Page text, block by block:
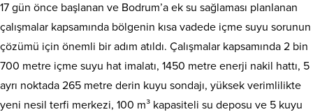
17 gün önce başlanan ve Bodrum’a ek su sağlaması planlanan
çalışmalar kapsamında bölgenin kısa vadede içme suyu sorunun
çözümü için önemli bir adım atıldı. Çalışmalar kapsamında 2 bin
700 metre içme suyu hat imalatı, 1450 metre enerji nakil hattı, 5
ayrı noktada 265 metre derin kuyu sondajı, yüksek verimlilikte
yeni nesil terfi merkezi, 100 m³ kapasiteli su deposu ve 5 kuyu